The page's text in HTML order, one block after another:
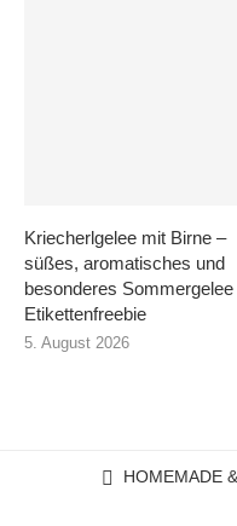
Kriecherlgelee mit Birne –
süßes, aromatisches und
besonderes Sommergelee
Etikettenfreebie
5. August 2026
HOMEMADE